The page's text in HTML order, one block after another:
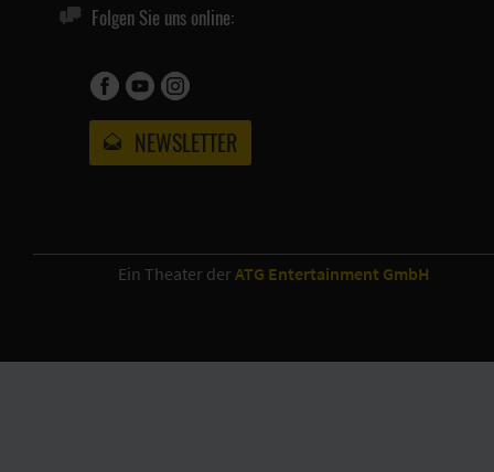
Folgen Sie uns online:
NEWSLETTER
Ein Theater der ATG Entertainment GmbH